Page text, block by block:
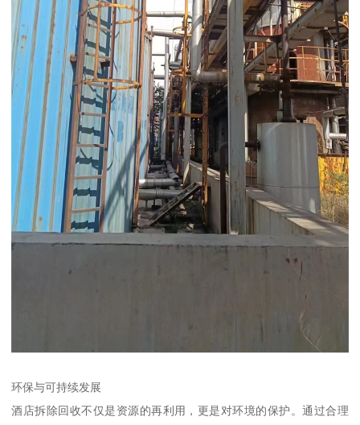
环保与可持续发展
酒店拆除回收不仅是资源的再利用，更是对环境的保护。通过合理